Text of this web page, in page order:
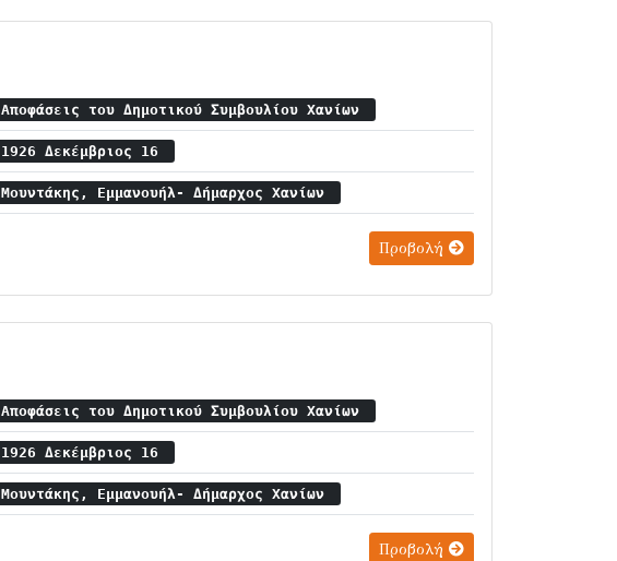
Αποφάσεις του Δημοτικού Συμβουλίου Χανίων
1926 Δεκέμβριος 16
Μουντάκης, Εμμανουήλ- Δήμαρχος Χανίων
Προβολή
Αποφάσεις του Δημοτικού Συμβουλίου Χανίων
1926 Δεκέμβριος 16
Μουντάκης, Εμμανουήλ- Δήμαρχος Χανίων
Προβολή